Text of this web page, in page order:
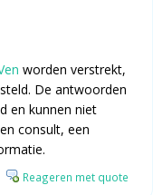
worden verstrekt,
De antwoorden
en kunnen niet
consult, een
Reageren met quote